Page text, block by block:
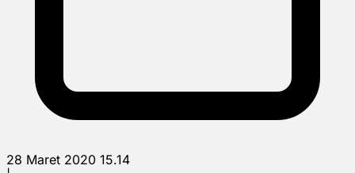
28 Maret 2020 15.14